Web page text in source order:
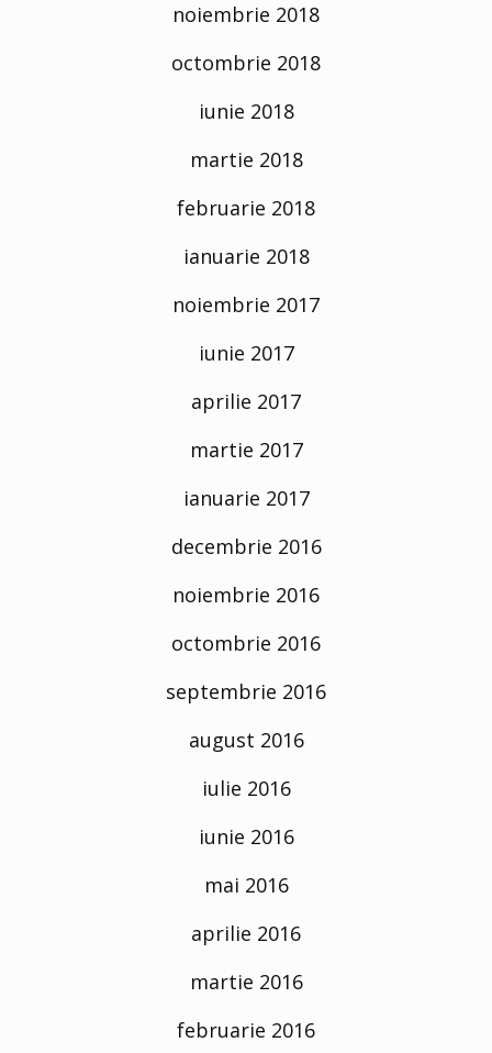
noiembrie 2018
octombrie 2018
iunie 2018
martie 2018
februarie 2018
ianuarie 2018
noiembrie 2017
iunie 2017
aprilie 2017
martie 2017
ianuarie 2017
decembrie 2016
noiembrie 2016
octombrie 2016
septembrie 2016
august 2016
iulie 2016
iunie 2016
mai 2016
aprilie 2016
martie 2016
februarie 2016